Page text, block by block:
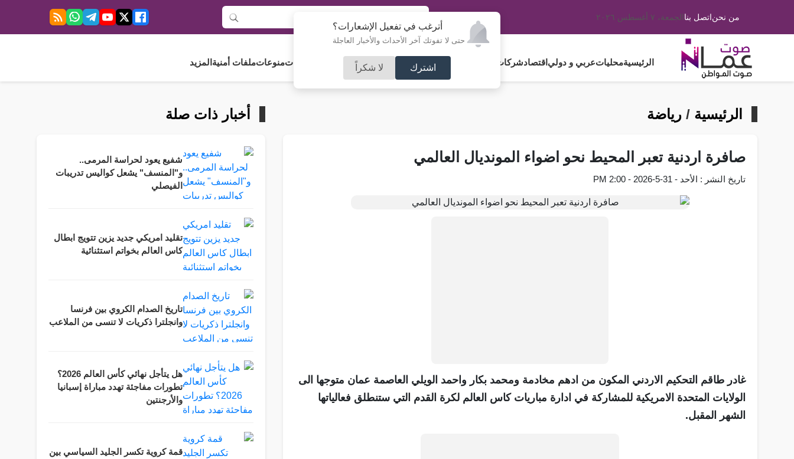
أترغب في تفعيل الإشعارات؟
حتى لا تفوتك آخر الأحداث والأخبار العاجلة
اشترك لا شكراً
من نحناتصل بناالجمعة، ٧ أغسطس ٢٠٢٦
الرئيسيةمحلياتعربي و دولي اقتصادشركات و استثمار فلسطين مجلس الأمةرياضة آراء و مقالات جامعاتمنوعاتملفات أمنية المزيد
الرئيسية /رياضة
صافرة اردنية تعبر المحيط نحو اضواء المونديال العالمي
تاريخ النشر : الأحد - 31-5-2026 - 2:00 PM
غادر طاقم التحكيم الاردني المكون من ادهم مخادمة ومحمد بكار واحمد الويلي العاصمة عمان متوجها الى
الولايات المتحدة الامريكية للمشاركة في ادارة مباريات كاس العالم لكرة القدم التي ستنطلق فعالياتها
الشهر المقبل.
أخبار ذات صلة
شفيع يعود لحراسة المرمى..
و"المنسف" يشعل كواليس تدريبات
الفيصلي
تقليد امريكي جديد يزين تتويج ابطال
كاس العالم بخواتم استثنائية
تاريخ الصدام الكروي بين فرنسا
وانجلترا ذكريات لا تنسى من الملاعب
هل يتأجل نهائي كأس العالم 2026؟
تطورات مفاجئة تهدد مباراة إسبانيا
والأرجنتين
قمة كروية تكسر الجليد السياسي بين